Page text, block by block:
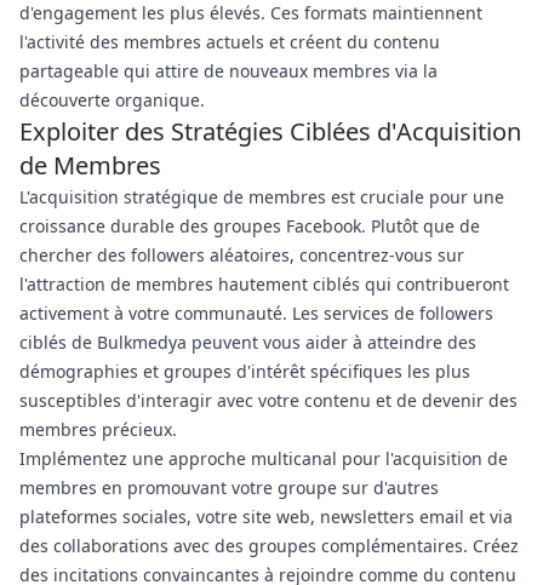
d'engagement les plus élevés. Ces formats maintiennent
l'activité des membres actuels et créent du contenu
partageable qui attire de nouveaux membres via la
découverte organique.
Exploiter des Stratégies Ciblées d'Acquisition
de Membres
L'acquisition stratégique de membres est cruciale pour une
croissance durable des groupes Facebook. Plutôt que de
chercher des followers aléatoires, concentrez-vous sur
l'attraction de membres hautement ciblés qui contribueront
activement à votre communauté. Les services de followers
ciblés de Bulkmedya peuvent vous aider à atteindre des
démographies et groupes d'intérêt spécifiques les plus
susceptibles d'interagir avec votre contenu et de devenir des
membres précieux.
Implémentez une approche multicanal pour l'acquisition de
membres en promouvant votre groupe sur d'autres
plateformes sociales, votre site web, newsletters email et via
des collaborations avec des groupes complémentaires. Créez
des incitations convaincantes à rejoindre comme du contenu